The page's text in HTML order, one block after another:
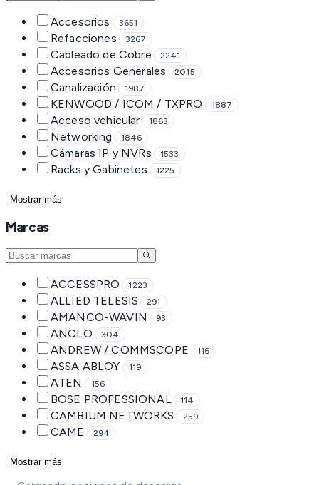
Accesorios 3651
Refacciones 3267
Cableado de Cobre 2241
Accesorios Generales 2015
Canalización 1987
KENWOOD / ICOM / TXPRO 1887
Acceso vehicular 1863
Networking 1846
Cámaras IP y NVRs 1533
Racks y Gabinetes 1225
Mostrar más
Marcas
ACCESSPRO 1223
ALLIED TELESIS 291
AMANCO-WAVIN 93
ANCLO 304
ANDREW / COMMSCOPE 116
ASSA ABLOY 119
ATEN 156
BOSE PROFESSIONAL 114
CAMBIUM NETWORKS 259
CAME 294
Mostrar más